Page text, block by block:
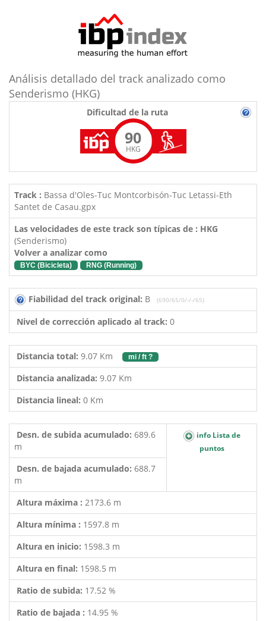
Análisis detallado del track analizado como
Senderismo (HKG)
Dificultad de la ruta
90
HKG
Track : Bassa d'Oles-Tuc Montcorbisón-Tuc Letassi-Eth
Santet de Casau.gpx
Las velocidades de este track son típicas de : HKG
(Senderismo)
Volver a analizar como
BYC (Bicicleta) RNG (Running)
Fiabilidad del track original: B (690/65/0/-/-/65)
Nivel de corrección aplicado al track: 0
Distancia total: 9.07 Km mi / ft ?
Distancia analizada: 9.07 Km
Distancia lineal: 0 Km
Desn. de subida acumulado: 689.6
m
info Lista de
puntos
Desn. de bajada acumulado: 688.7
m
Altura máxima : 2173.6 m
Altura mínima : 1597.8 m
Altura en inicio: 1598.3 m
Altura en final: 1598.5 m
Ratio de subida: 17.52 %
Ratio de bajada : 14.95 %